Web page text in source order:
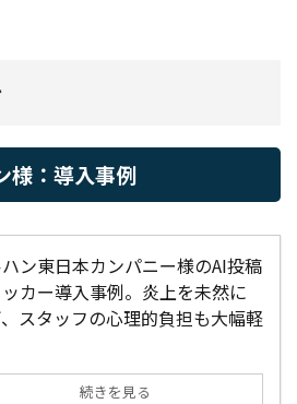
様：導入事例
ン東日本カンパニー様のAI投稿
カー導入事例。炎上を未然に
スタッフの心理的負担も大幅軽
続きを見る